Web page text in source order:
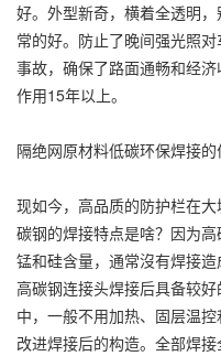
好。外型新奇，横着全透明
常的好。防止了晚间强光照
事故，确保了路面通畅和经
作用15年以上。
隔绝网原材料低碳环保焊接的
现如今，高品质的防护栏在
碳钢的焊接特点是啥？因为
锰和硅含量，通常沒有焊接造
高碳钢连接头焊接后具备较
中，一般不用加热、固层温
改进焊接后的构造。全部焊